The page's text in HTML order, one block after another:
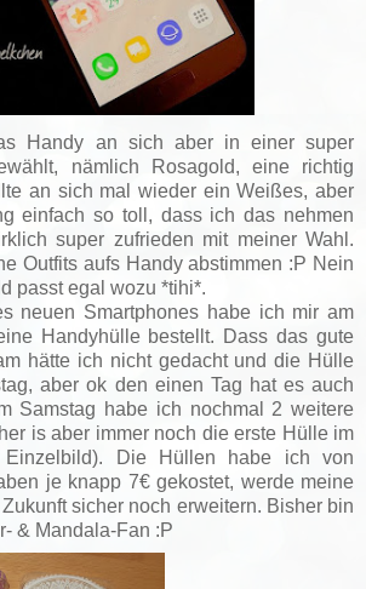
Handy an sich aber in einer super
nämlich Rosagold, eine richtig
an sich mal wieder ein Weißes, aber
einfach so toll, dass ich das nehmen
super zufrieden mit meiner Wahl.
Outfits aufs Handy abstimmen :P Nein
passt egal wozu *tihi*.
neuen Smartphones habe ich mir am
Handyhülle bestellt. Dass das gute
hätte ich nicht gedacht und die Hülle
aber ok den einen Tag hat es auch
Samstag habe ich nochmal 2 weitere
is aber immer noch die erste Hülle im
Die Hüllen habe ich von
je knapp 7€ gekostet, werde meine
sicher noch erweitern. Bisher bin
& Mandala-Fan :P